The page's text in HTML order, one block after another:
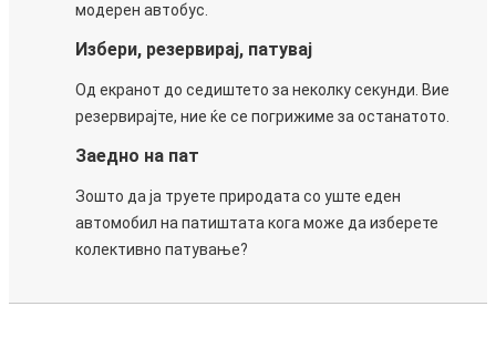
модерен автобус.
Избери, резервирај, патувај
Од екранот до седиштето за неколку секунди. Вие
резервирајте, ние ќе се погрижиме за останатото.
Заедно на пат
Зошто да ја труете природата со уште еден
автомобил на патиштата кога може да изберете
колективно патување?